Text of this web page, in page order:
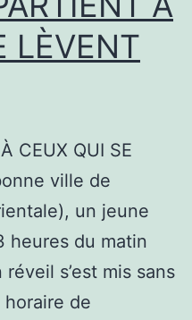
LÈVENT
CEUX QUI SE
ville de
un jeune
heures du matin
s’est mis sans
de